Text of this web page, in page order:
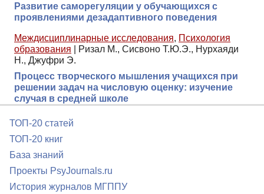
Развитие саморегуляции у обучающихся с
проявлениями дезадаптивного поведения
Междисциплинарные исследования, Психология
образования
Ризал М., Сисвоно Т.Ю.Э., Нурхаяди
Н., Джуфри Э.
Процесс творческого мышления учащихся при
решении задач на числовую оценку: изучение
случая в средней школе
ТОП-20 статей
ТОП-20 книг
База знаний
Проекты PsyJournals.ru
История журналов МГППУ